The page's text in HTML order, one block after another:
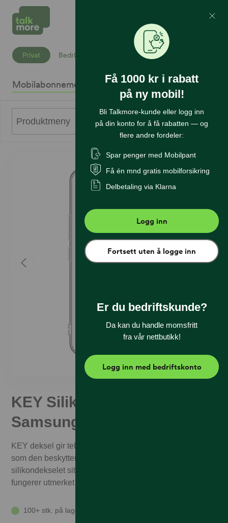
Mine Sider
Privat Bedrift
Mobilabonnement Mobiltelefoner InternettSikkerhet
Produktmeny
KEY Silikon Deksel
Samsung A54 Klar
KEY deksel gir telefonen en ren fargerik look samtidig
som den beskytter telefonen din. Dette tynne
silikondekselet sitter som støpt rundt knappene og
fungerer utmerket med trådløs lading.
100+ stk. på lager
Få 1000 kr i rabatt
på ny mobil!
Bli Talkmore-kunde eller logg inn
på din konto for å få rabatten — og
flere andre fordeler:
Spar penger med Mobilpant
Få én mnd gratis mobilforsikring
Delbetaling via Klarna
Logg inn
Fortsett uten å logge inn
Er du bedriftskunde?
Da kan du handle momsfritt
fra vår nettbutikk!
Logg inn med bedriftskonto